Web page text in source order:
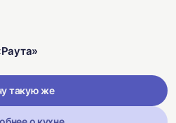
такую же